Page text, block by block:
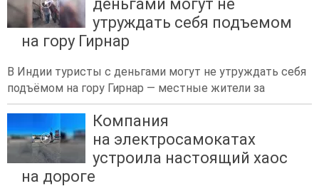
деньгами могут не
утруждать себя подъемом
на гору Гирнар
В Индии туристы с деньгами могут не утруждать себя
подъёмом на гору Гирнар — местные жители за
Компания
на электросамокатах
устроила настоящий хаос
на дороге